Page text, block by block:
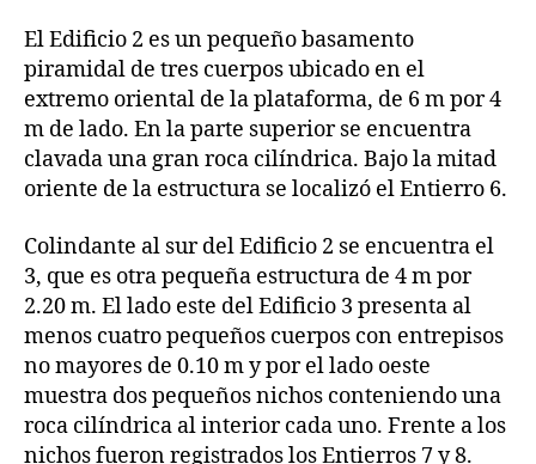
El Edificio 2 es un pequeño basamento
piramidal de tres cuerpos ubicado en el
extremo oriental de la plataforma, de 6 m por 4
m de lado. En la parte superior se encuentra
clavada una gran roca cilíndrica. Bajo la mitad
oriente de la estructura se localizó el Entierro 6.
Colindante al sur del Edificio 2 se encuentra el
3, que es otra pequeña estructura de 4 m por
2.20 m. El lado este del Edificio 3 presenta al
menos cuatro pequeños cuerpos con entrepisos
no mayores de 0.10 m y por el lado oeste
muestra dos pequeños nichos conteniendo una
roca cilíndrica al interior cada uno. Frente a los
nichos fueron registrados los Entierros 7 y 8.